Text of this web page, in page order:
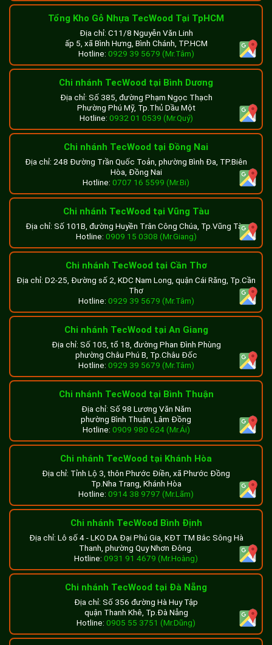
Tổng Kho Gỗ Nhựa TecWood Tại TpHCM
Địa chỉ: C11/8 Nguyễn Văn Linh
ấp 5, xã Bình Hưng, Bình Chánh, TP.HCM
Hotline: 0929 39 5679 (Mr.Tâm)
Chi nhánh TecWood tại Bình Dương
Địa chỉ: Số 385, đường Phạm Ngọc Thạch
Phường Phú Mỹ, Tp.Thủ Dầu Một
Hotline: 0932 01 0539 (Mr.Quý)
Chi nhánh TecWood tại Đồng Nai
Địa chỉ: 248 Đường Trần Quốc Toản, phường Bình Đa, TP.Biên
Hòa, Đồng Nai
Hotline: 0707 16 5599 (Mr.Bi)
Chi nhánh TecWood tại Vũng Tàu
Địa chỉ: Số 101B, đường Huyền Trân Công Chúa, Tp.Vũng Tàu
Hotline: 0909 15 0308 (Mr.Giang)
Chi nhánh TecWood tại Cần Thơ
Địa chỉ: D2-25, Đường số 2, KDC Nam Long, quận Cái Răng, Tp.Cần
Thơ
Hotline: 0929 39 5679 (Mr.Tâm)
Chi nhánh TecWood tại An Giang
Địa chỉ: Số 105, tổ 18, đường Phan Đình Phùng
phường Châu Phú B, Tp.Châu Đốc
Hotline: 0929 39 5679 (Mr.Tâm)
Chi nhánh TecWood tại Bình Thuận
Địa chỉ: Số 98 Lương Văn Năm
phường Bình Thuận, Lâm Đồng
Hotline: 0909 980 624 (Mr.Ái)
Chi nhánh TecWood tại Khánh Hòa
Địa chỉ: Tỉnh Lộ 3, thôn Phước Điền, xã Phước Đồng
Tp.Nha Trang, Khánh Hòa
Hotline: 0914 38 9797 (Mr.Lãm)
Chi nhánh TecWood Bình Định
Địa chỉ: Lô số 4 - LKO DA Đại Phú Gia, KĐT TM Bắc Sông Hà
Thanh, phường Quy Nhơn Đông.
Hotline: 0931 91 4679 (Mr.Hoàng)
Chi nhánh TecWood tại Đà Nẵng
Địa chỉ: Số 356 đường Hà Huy Tập
quận Thanh Khê, Tp.Đà Nẵng
Hotline: 0905 55 3751 (Mr.Dũng)